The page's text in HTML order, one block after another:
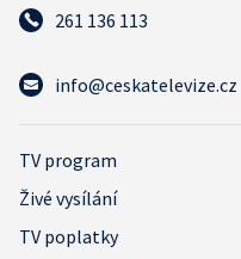
261 136 113
info@ceskatelevize.cz
TV program
Živé vysílání
TV poplatky